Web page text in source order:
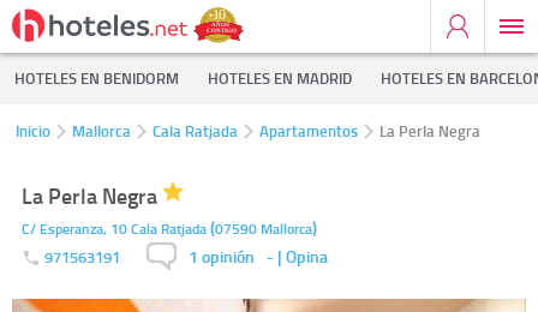
HOTELES EN BENIDORM HOTELES EN MADRID HOTELES EN
Inicio Mallorca Cala Ratjada Apartamentos La Perla Negra
La Perla Negra
C/ Esperanza, 10Cala Ratjada(07590 Mallorca)
971563191 1 opinión - | Opina